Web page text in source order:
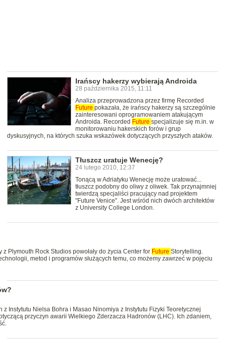
Irańscy hakerzy wybierają Androida
28 października 2015, 11:11
Analiza przeprowadzona przez firmę Recorded
Future pokazała, że irańscy hakerzy są szczególnie
zainteresowani oprogramowaniem atakującym
Androida. Recorded Future specjalizuje się m.in. w
monitorowaniu hakerskich forów i grup
dyskusyjnych, na których szuka wskazówek dotyczących przyszłych ataków.
Tłuszcz uratuje Wenecję?
24 lutego 2010, 12:37
Tonącą w Adriatyku Wenecję może uratować...
tłuszcz podobny do oliwy z oliwek. Tak przynajmniej
twierdzą specjaliści pracujący nad projektem
"Future Venice". Jest wśród nich dwóch architektów
z University College London.
Plymouth Rock Studios powołały do życia Center for Future Storytelling.
metod i programów służących temu, co możemy zawrzeć w pojęciu
Instytutu Nielsa Bohra i Masao Ninomiya z Instytutu Fizyki Teoretycznej
przyczyn awarii Wielkiego Zderzacza Hadronów (LHC). Ich zdaniem,